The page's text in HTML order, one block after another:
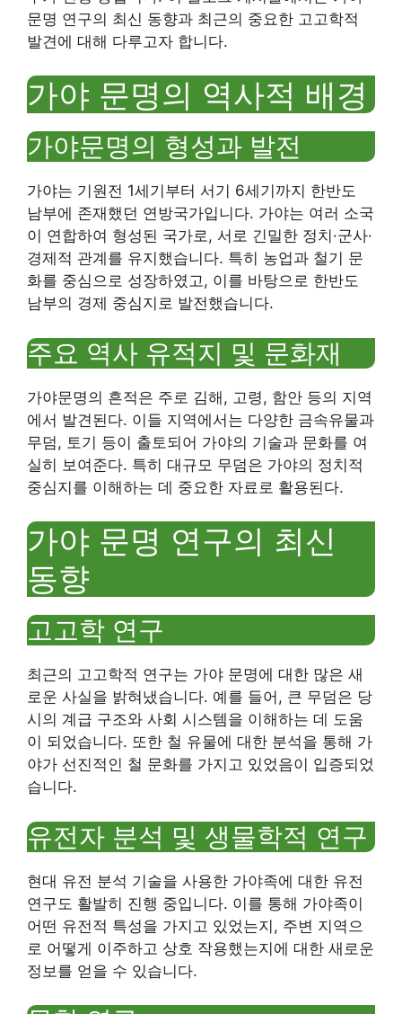
문명 연구의 최신 동향과 최근의 중요한 고고학적
발견에 대해 다루고자 합니다.
가야 문명의 역사적 배경
가야문명의 형성과 발전
가야는 기원전 1세기부터 서기 6세기까지 한반도
남부에 존재했던 연방국가입니다. 가야는 여러 소국
이 연합하여 형성된 국가로, 서로 긴밀한 정치·군사·
경제적 관계를 유지했습니다. 특히 농업과 철기 문
화를 중심으로 성장하였고, 이를 바탕으로 한반도
남부의 경제 중심지로 발전했습니다.
주요 역사 유적지 및 문화재
가야문명의 흔적은 주로 김해, 고령, 함안 등의 지역
에서 발견된다. 이들 지역에서는 다양한 금속유물과
무덤, 토기 등이 출토되어 가야의 기술과 문화를 여
실히 보여준다. 특히 대규모 무덤은 가야의 정치적
중심지를 이해하는 데 중요한 자료로 활용된다.
가야 문명 연구의 최신
동향
고고학 연구
최근의 고고학적 연구는 가야 문명에 대한 많은 새
로운 사실을 밝혀냈습니다. 예를 들어, 큰 무덤은 당
시의 계급 구조와 사회 시스템을 이해하는 데 도움
이 되었습니다. 또한 철 유물에 대한 분석을 통해 가
야가 선진적인 철 문화를 가지고 있었음이 입증되었
습니다.
유전자 분석 및 생물학적 연구
현대 유전 분석 기술을 사용한 가야족에 대한 유전
연구도 활발히 진행 중입니다. 이를 통해 가야족이
어떤 유전적 특성을 가지고 있었는지, 주변 지역으
로 어떻게 이주하고 상호 작용했는지에 대한 새로운
정보를 얻을 수 있습니다.